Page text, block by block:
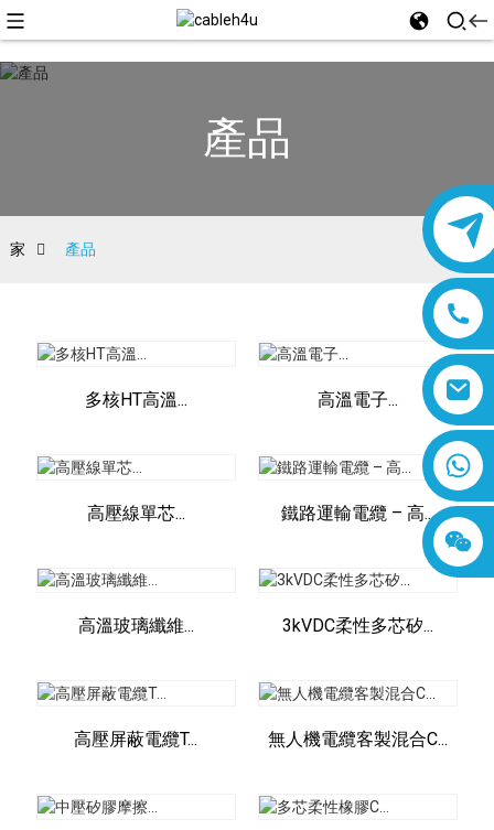
8618019377761
產品
家 產品
多核HT高溫... 高溫電子...
高壓線單芯... 鐵路運輸電纜 – 高...
高溫玻璃纖維... 3kVDC柔性多芯矽...
高壓屏蔽電纜T... 無人機電纜客製混合C...